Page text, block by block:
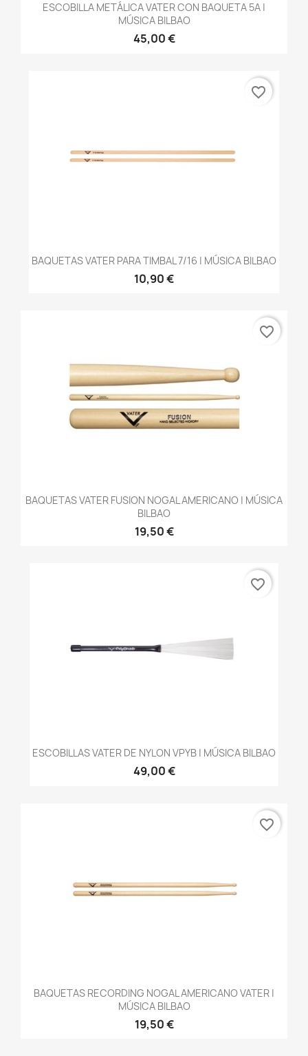
ESCOBILLA METÁLICA VATER CON BAQUETA 5A |
MÚSICA BILBAO
45,00 €
BAQUETAS VATER PARA TIMBAL 7/16 | MÚSICA BILBAO
10,90 €
favorite_border
BAQUETAS VATER FUSION NOGAL AMERICANO | MÚSICA
BILBAO
19,50 €
favorite_border
ESCOBILLAS VATER DE NYLON VPYB | MÚSICA BILBAO
49,00 €
favorite_border
BAQUETAS RECORDING NOGAL AMERICANO VATER |
MÚSICA BILBAO
19,50 €
favorite_border